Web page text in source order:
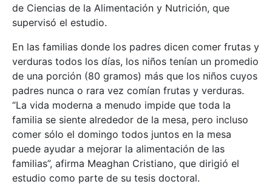
de Ciencias de la Alimentación y Nutrición, que
supervisó el estudio.
En las familias donde los padres dicen comer frutas y
verduras todos los días, los niños tenían un promedio
de una porción (80 gramos) más que los niños cuyos
padres nunca o rara vez comían frutas y verduras.
“La vida moderna a menudo impide que toda la
familia se siente alrededor de la mesa, pero incluso
comer sólo el domingo todos juntos en la mesa
puede ayudar a mejorar la alimentación de las
familias”, afirma Meaghan Cristiano, que dirigió el
estudio como parte de su tesis doctoral.